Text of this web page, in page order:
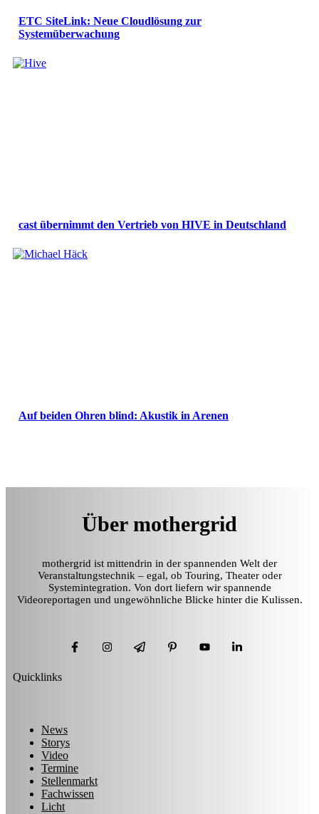
ETC SiteLink: Neue Cloudlösung zur
Systemüberwachung
cast übernimmt den Vertrieb von HIVE in Deutschland
Auf beiden Ohren blind: Akustik in Arenen
Über mothergrid
mothergrid ist mittendrin in der spannenden Welt der
Veranstaltungstechnik – egal, ob Touring, Theater oder
Systemintegration. Von dort liefern wir spannende
Videoreportagen und ungewöhnliche Blicke hinter die Kulissen.
Quicklinks
News
Storys
Video
Termine
Stellenmarkt
Fachwissen
Licht